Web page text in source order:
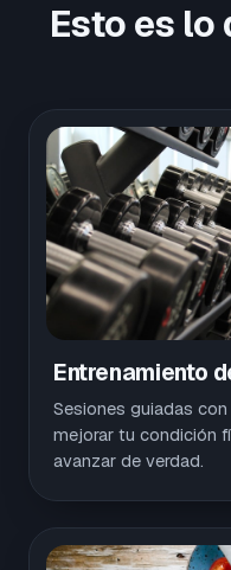
Esto es lo
Entrenamiento
Sesiones guiadas
mejorar tu condición
avanzar de verdad.